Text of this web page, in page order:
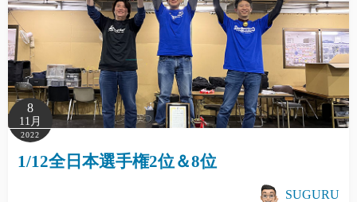
8
11月
2022
1/12全日本選手権2位＆8位
SUGURU